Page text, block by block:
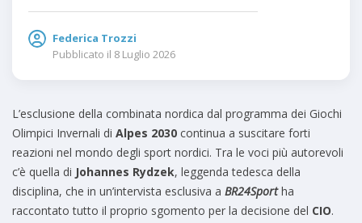
Federica Trozzi
Pubblicato il 8 Luglio 2026
L’esclusione della combinata nordica dal programma dei Giochi
Olimpici Invernali di Alpes 2030 continua a suscitare forti
reazioni nel mondo degli sport nordici. Tra le voci più autorevoli
c’è quella di Johannes Rydzek, leggenda tedesca della
disciplina, che in un’intervista esclusiva a BR24Sportha
raccontato tutto il proprio sgomento per la decisione del CIO.